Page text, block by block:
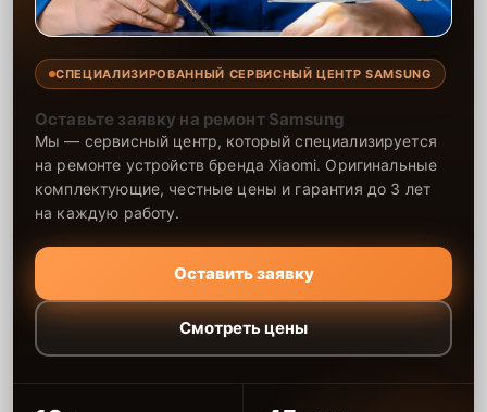
СПЕЦИАЛИЗИРОВАННЫЙ СЕРВИСНЫЙ ЦЕНТР SAMSUNG
Оставьте заявку на ремонт Samsung
Мы — сервисный центр, который специализируется
на ремонте устройств бренда Xiaomi. Оригинальные
комплектующие, честные цены и гарантия до 3 лет
на каждую работу.
Оставить заявку
Смотреть цены